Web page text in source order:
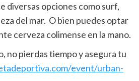
diversas opciones como surf,
del mar. O bien puedes optar
cerveza colimense en la mano.
no pierdas tiempo y asegura tu
event/urban-